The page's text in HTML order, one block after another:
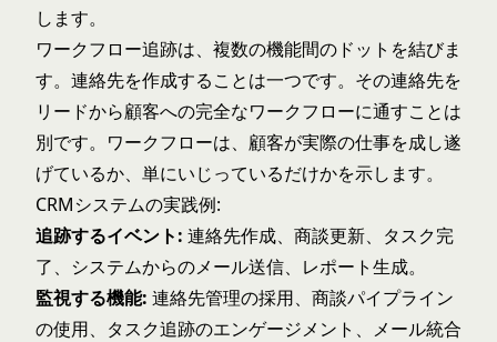
します。
ワークフロー追跡は、複数の機能間のドットを結びま
す。連絡先を作成することは一つです。その連絡先を
リードから顧客への完全なワークフローに通すことは
別です。ワークフローは、顧客が実際の仕事を成し遂
げているか、単にいじっているだけかを示します。
CRMシステムの実践例:
追跡するイベント: 連絡先作成、商談更新、タスク完
了、システムからのメール送信、レポート生成。
監視する機能: 連絡先管理の採用、商談パイプライン
の使用、タスク追跡のエンゲージメント、メール統合